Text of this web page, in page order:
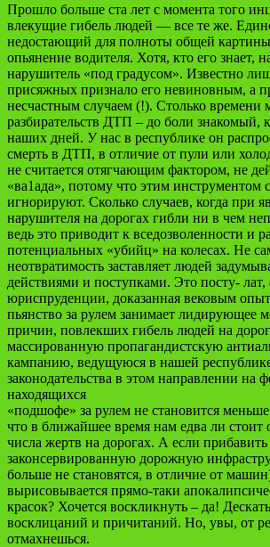
Прошло больше ста лет с момента того
влекущие гибель людей — все те же.
недостающий для полноты общей
опьянение водителя. Хотя, кто его знает,
нарушитель «под градусом». Известно
присяжных признало его невиновным, а
несчастным случаем (!). Столько времени
разбирательств ДТП – до боли знакомый,
наших дней. У нас в республике он
смерть в ДТП, в отличие от пули или
не считается отягчающим фактором, не
«ва1ада», потому что этим инструментом
игнорируют. Сколько случаев, когда при
нарушителя на дорогах гибли ни в чем
ведь это приводит к вседозволенности и
потенциальных «убийц» на колесах. Не
неотвратимость заставляет людей
действиями и поступками. Это посту- лат,
юриспруденции, доказанная вековым
пьянство за рулем занимает лидирующее
причин, повлекших гибель людей на
массированную пропагандистскую
кампанию, ведущуюся в нашей
законодательства в этом направлении на
находящихся
«подшофе» за рулем не становится
что в ближайшее время нам едва ли стоит
числа жертв на дорогах. А если
законсервированную дорожную
больше не становятся, в отличие от
вырисовывается прямо-таки
красок? Хочется воскликнуть – да!
восклицаний и причитаний. Но, увы, от
отмахнешься.